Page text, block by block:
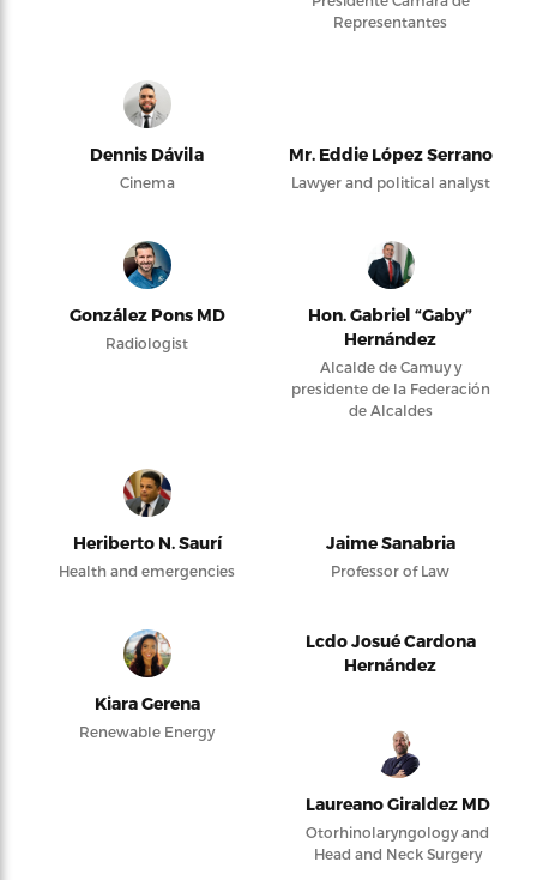
Representantes
Dennis Dávila
Cinema
Mr. Eddie López Serrano
Lawyer and political analyst
González Pons MD
Radiologist
Hon. Gabriel “Gaby”
Hernández
Alcalde de Camuy y
presidente de la Federación
de Alcaldes
Heriberto N. Saurí
Health and emergencies
Jaime Sanabria
Professor of Law
Kiara Gerena
Renewable Energy
Lcdo Josué Cardona
Hernández
Laureano Giraldez MD
Otorhinolaryngology and
Head and Neck Surgery